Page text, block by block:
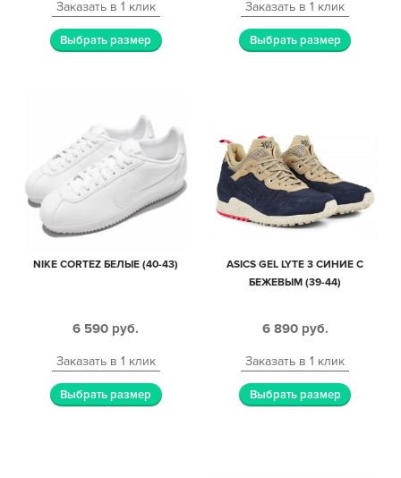
Заказать в 1 клик
Выбрать размер
Заказать в 1 клик
Выбрать размер
NIKE CORTEZ БЕЛЫЕ (40-43)
6 590 руб.
Заказать в 1 клик
Выбрать размер
ASICS GEL LYTE 3 СИНИЕ С
БЕЖЕВЫМ (39-44)
6 890 руб.
Заказать в 1 клик
Выбрать размер